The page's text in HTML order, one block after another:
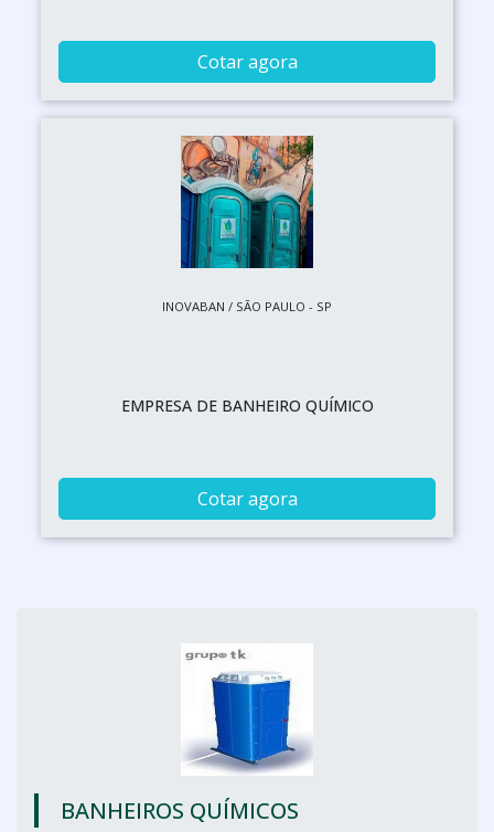
Cotar agora
INOVABAN / SÃO PAULO - SP
EMPRESA DE BANHEIRO QUÍMICO
Cotar agora
BANHEIROS QUÍMICOS